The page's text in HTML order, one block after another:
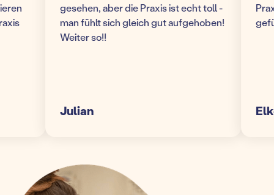
gesehen, aber die Praxis ist echt toll -
man fühlt sich gleich gut aufgehoben!
Weiter so!!
Julian Elke